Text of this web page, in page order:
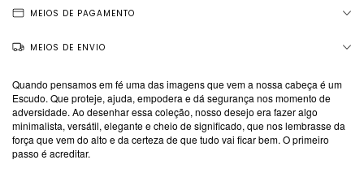
MEIOS DE PAGAMENTO
MEIOS DE ENVIO
Quando pensamos em fé uma das imagens que vem a nossa cabeça é um
Escudo. Que proteje, ajuda, empodera e dá segurança nos momento de
adversidade. Ao desenhar essa coleção, nosso desejo era fazer algo
minimalista, versátil, elegante e cheio de significado, que nos lembrasse da
força que vem do alto e da certeza de que tudo vai ficar bem. O primeiro
passo é acreditar.